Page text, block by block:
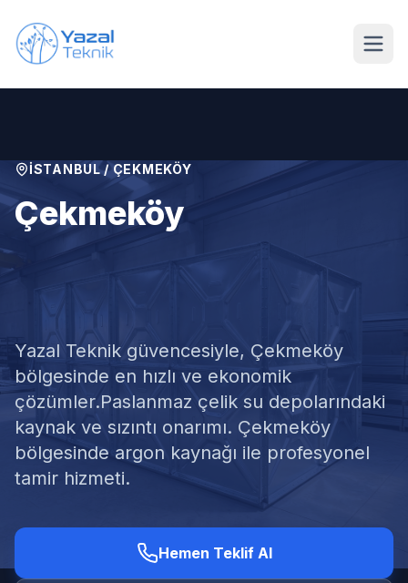
Ücretsiz Keşif Al
İSTANBUL/ ÇEKMEKÖY
Çekmeköy
Paslanmaz Su Deposu
Tamiri
Yazal Teknik güvencesiyle, Çekmeköy
bölgesinde en hızlı ve ekonomik
çözümler.Paslanmaz çelik su depolarındaki
kaynak ve sızıntı onarımı. Çekmeköy
bölgesinde argon kaynağı ile profesyonel
tamir hizmeti.
Hemen Teklif Al